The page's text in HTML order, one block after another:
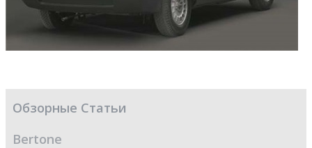
Обзорные Статьи
Bertone